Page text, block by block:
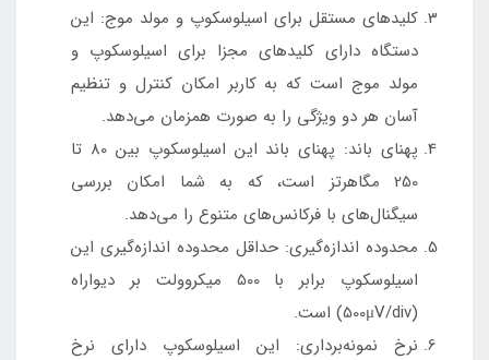
کلیدهای مستقل برای اسیلوسکوپ و مولد موج: این
دستگاه دارای کلیدهای مجزا برای اسیلوسکوپ و
مولد موج است که به کاربر امکان کنترل و تنظیم
آسان هر دو ویژگی را به صورت همزمان می‌دهد.
پهنای باند: پهنای باند این اسیلوسکوپ بین 80 تا
250 مگاهرتز است، که به شما امکان بررسی
سیگنال‌های با فرکانس‌های متنوع را می‌دهد.
محدوده اندازه‌گیری: حداقل محدوده اندازه‌گیری این
اسیلوسکوپ برابر با 500 میکروولت بر دیواراه
(500μV/div) است.
نرخ نمونه‌برداری: این اسیلوسکوپ دارای نرخ